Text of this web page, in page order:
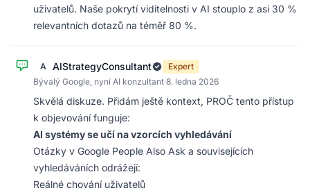
uživatelů. Naše pokrytí viditelnosti v AI stouplo z asi 30 %
relevantních dotazů na téměř 80 %.
A AIStrategyConsultant
Expert
Bývalý Google, nyní AI konzultant·8. ledna 2026
Skvělá diskuze. Přidám ještě kontext, PROČ tento přístup
k objevování funguje:
AI systémy se učí na vzorcích vyhledávání
Otázky v Google People Also Ask a souvisejících
vyhledáváních odrážejí:
Reálné chování uživatelů